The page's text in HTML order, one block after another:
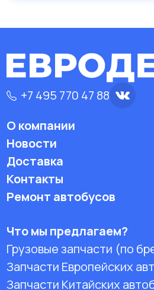
+7 495 770 47 88
О компании
Новости
Доставка
Контакты
Ремонт автобусов
Что мы предлагаем?
Грузовые запчасти (по
Запчасти Европейских
Запчасти Китайских